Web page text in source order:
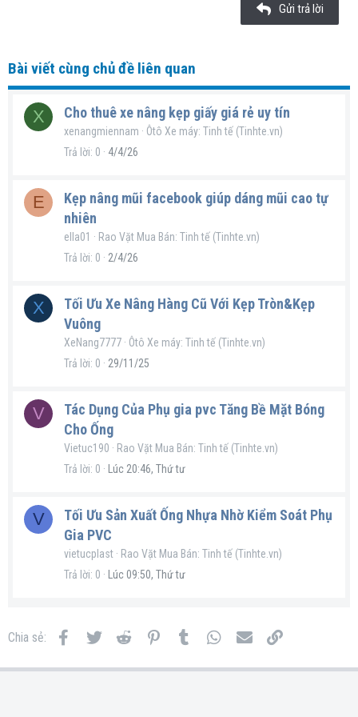
Gửi trả lời
Bài viết cùng chủ đề liên quan
X Cho thuê xe nâng kẹp giấy giá rẻ uy tín
xenangmiennam
Ôtô Xe máy: Tinh tế (Tinhte.vn)
Trả lời 0 4/4/26
E
Kẹp nâng mũi facebook giúp dáng mũi cao tự
nhiên
ella01
Rao Vặt Mua Bán: Tinh tế (Tinhte.vn)
Trả lời 0 2/4/26
X
Tối Ưu Xe Nâng Hàng Cũ Với Kẹp Tròn&Kẹp
Vuông
XeNang7777
Ôtô Xe máy: Tinh tế (Tinhte.vn)
Trả lời 0 29/11/25
V
Tác Dụng Của Phụ gia pvc Tăng Bề Mặt Bóng
Cho Ống
Vietuc190
Rao Vặt Mua Bán: Tinh tế (Tinhte.vn)
Trả lời 0 Lúc 20:46, Thứ tư
V
Tối Ưu Sản Xuất Ống Nhựa Nhờ Kiểm Soát Phụ
Gia PVC
vietucplast
Rao Vặt Mua Bán: Tinh tế (Tinhte.vn)
Trả lời 0 Lúc 09:50, Thứ tư
Chia sẻ: FacebookTwitter Reddit PinterestTumblr WhatsApp
Email